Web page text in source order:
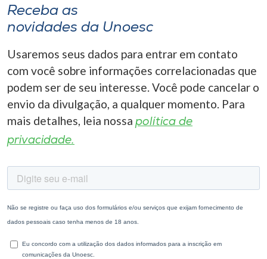
Receba as
novidades da Unoesc
Usaremos seus dados para entrar em contato
com você sobre informações correlacionadas que
podem ser de seu interesse. Você pode cancelar o
envio da divulgação, a qualquer momento. Para
mais detalhes, leia nossa política de
privacidade.